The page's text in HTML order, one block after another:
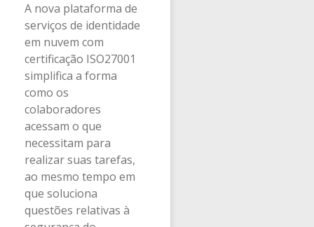
A nova plataforma de
serviços de identidade
em nuvem com
certificação ISO27001
simplifica a forma
como os
colaboradores
acessam o que
necessitam para
realizar suas tarefas,
ao mesmo tempo em
que soluciona
questões relativas à